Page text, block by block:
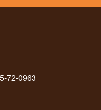
72-0963